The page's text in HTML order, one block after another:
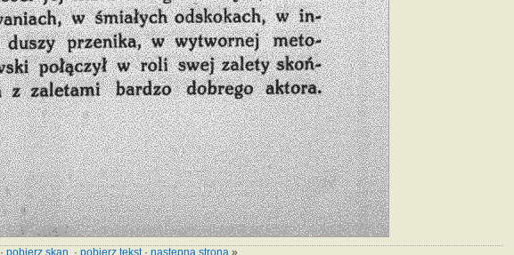
·pobierz skan ·pobierz tekst·następna strona »